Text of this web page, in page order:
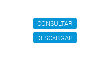
CONSULTAR
DESCARGAR